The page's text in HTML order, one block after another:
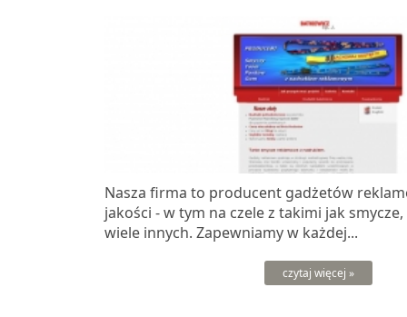
Nasza firma to producent gadżetów
jakości - w tym na czele z takimi jak
wiele innych. Zapewniamy w każdej...
czytaj więcej »